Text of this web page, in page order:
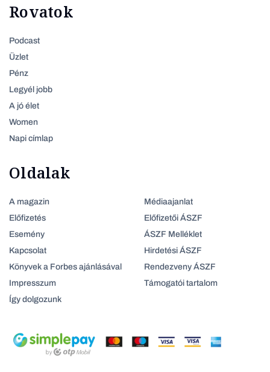
Rovatok
Podcast
Üzlet
Pénz
Legyél jobb
A jó élet
Women
Napi címlap
Oldalak
A magazin
Előfizetés
Esemény
Kapcsolat
Könyvek a Forbes ajánlásával
Impresszum
Így dolgozunk
Médiaajanlat
Előfizetői ÁSZF
ÁSZF Melléklet
Hirdetési ÁSZF
Rendezveny ÁSZF
Támogatói tartalom